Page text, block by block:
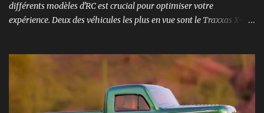
différents modèles d'RC est crucial pour optimiser votre
expérience. Deux des véhicules les plus en vue sont le Traxxas X-
différentes. Cet article explore en profondeur les principales
différences entre le X-Maxx et le XRT. Design et Structure Le design
est souvent la première chose que l'on remarque chez un véhicule
RC. Le X-Maxx est un monster truck, tandis que le XRT est un